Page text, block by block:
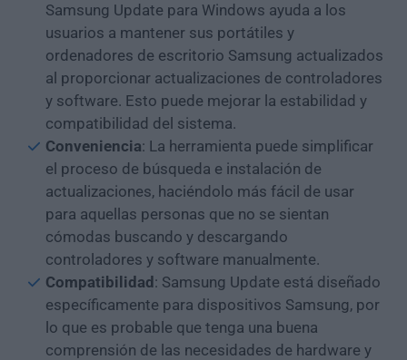
Samsung Update para Windows ayuda a los
usuarios a mantener sus portátiles y
ordenadores de escritorio Samsung actualizados
al proporcionar actualizaciones de controladores
y software. Esto puede mejorar la estabilidad y
compatibilidad del sistema.
Conveniencia: La herramienta puede simplificar
el proceso de búsqueda e instalación de
actualizaciones, haciéndolo más fácil de usar
para aquellas personas que no se sientan
cómodas buscando y descargando
controladores y software manualmente.
Compatibilidad : Samsung Update está diseñado
específicamente para dispositivos Samsung, por
lo que es probable que tenga una buena
comprensión de las necesidades de hardware y